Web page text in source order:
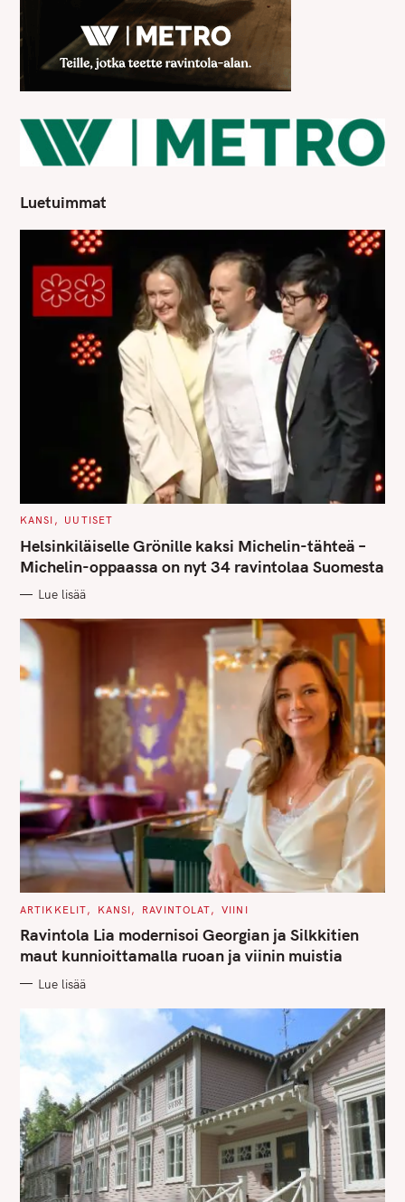
Luetuimmat
C
T
E
G
O
I
S
KANSI UUTISET
Helsinkiläiselle Grönille kaksi Michelin-tähteä –
Michelin-oppaassa on nyt 34 ravintolaa Suomesta
Lue lisää
C
T
E
G
O
I
ARTIKKELIT KANSI RAVINTOLAT VIINI
Ravintola Lia modernisoi Georgian ja Silkkitien
maut kunnioittamalla ruoan ja viinin muistia
Lue lisää
a
r
c
h
f
o